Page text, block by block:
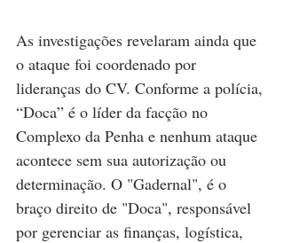
As investigações revelaram ainda que
o ataque foi coordenado por
lideranças do CV. Conforme a polícia,
“Doca” é o líder da facção no
Complexo da Penha e nenhum ataque
acontece sem sua autorização ou
determinação. O "Gadernal", é o
braço direito de "Doca", responsável
por gerenciar as finanças, logística,